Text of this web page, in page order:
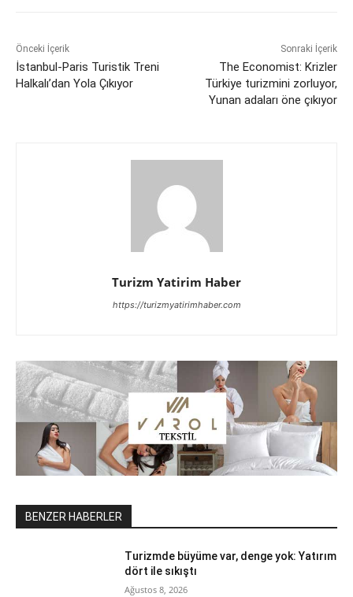
Önceki İçerik
İstanbul-Paris Turistik Treni
Halkalı’dan Yola Çıkıyor
Sonraki İçerik
The Economist: Krizler
Türkiye turizmini zorluyor,
Yunan adaları öne çıkıyor
Turizm Yatirim Haber
https://turizmyatirimhaber.com
BENZER HABERLER
Turizmde büyüme var, denge yok: Yatırım
dört ile sıkıştı
Ağustos 8, 2026